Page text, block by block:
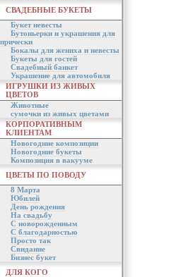
СВАДЕБНЫЕ БУКЕТЫ
Букет невесты
Бутоньерки и украшения для
прически
Бокалы для жениха и невесты
Букеты для гостей
Свадебный банкет
Украшение для автомобиля
ИГРУШКИ ИЗ ЖИВЫХ
ЦВЕТОВ
Животные
сумочки из живых цветами
КОРПОРАТИВНЫМ
КЛИЕНТАМ
Новогодние композиции
Новогодние букеты
Композиция в вакууме
ЦВЕТЫ ПО ПОВОДУ
8 Марта
Юбилей
День рождения
На свадьбу
С новорожденным
С благодарностью
Просто так
Свидание
Бизнес букет
ДЛЯ КОГО